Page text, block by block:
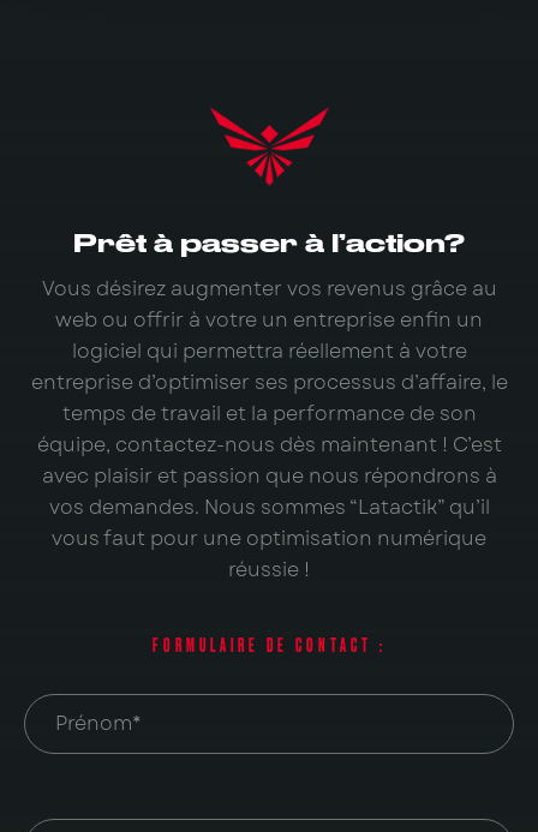
Prêt à passer à l’action?
Vous désirez augmenter vos revenus grâce au
web ou offrir à votre un entreprise enfin un
logiciel qui permettra réellement à votre
entreprise d’optimiser ses processus d’affaire, le
temps de travail et la performance de son
équipe, contactez-nous dès maintenant ! C’est
avec plaisir et passion que nous répondrons à
vos demandes. Nous sommes “Latactik” qu’il
vous faut pour une optimisation numérique
réussie !
FORMULAIRE DE CONTACT :